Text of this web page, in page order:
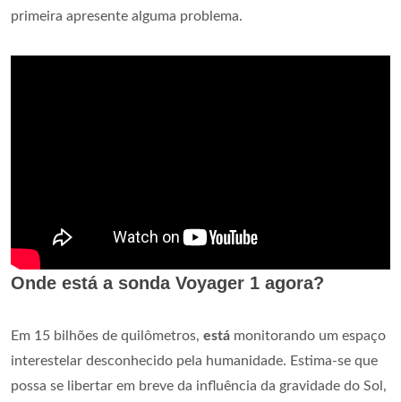
primeira apresente alguma problema.
Onde está a sonda Voyager 1 agora?
Em 15 bilhões de quilômetros, está monitorando um espaço
interestelar desconhecido pela humanidade. Estima-se que
possa se libertar em breve da influência da gravidade do Sol,